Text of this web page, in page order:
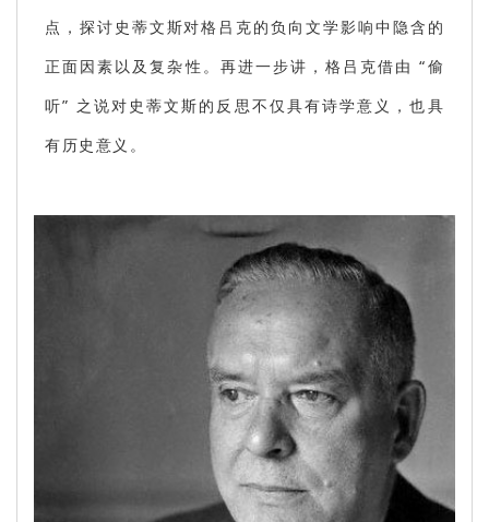
点，探讨史蒂文斯对格吕克的负向文学影响中隐含的
正面因素以及复杂性。再进一步讲，格吕克借由 “偷
听” 之说对史蒂文斯的反思不仅具有诗学意义，也具
有历史意义。